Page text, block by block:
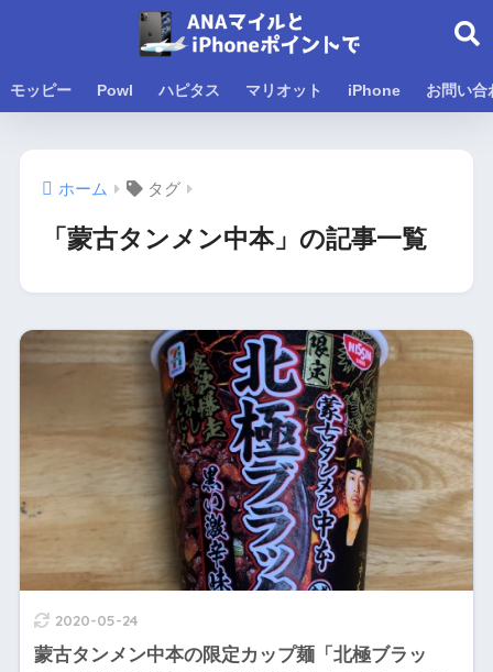
モッピー Powl ハピタス マリオット iPhone お問い合
ホーム タグ
「蒙古タンメン中本」の記事一覧
2020-05-24
蒙古タンメン中本の限定カップ麺「北極ブラッ